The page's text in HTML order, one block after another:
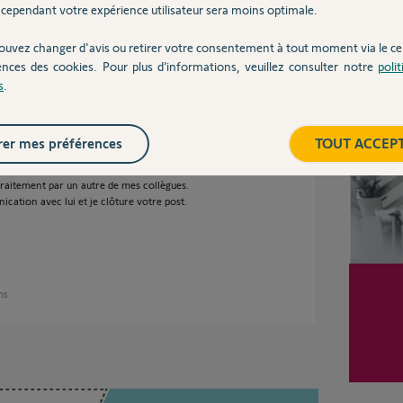
est dédié uniquement au SAV car cela
par un autre de mes collègues.
avec lui et je clôture votre post.
votre expérience utilisateur sera moins optimale.
changer d'avis ou retirer votre consentement à tout moment via le
des cookies. Pour plus d’informations, veuillez consulter notre
TOUT
mes préférences